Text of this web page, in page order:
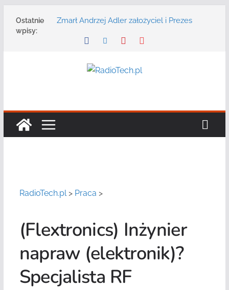
Ostatnie
wpisy:
Zmarł Andrzej Adler założyciel i Prezes
Radmor – największy polski producent
DGT wraz z partnerami zaprasza na
konferencję: „Bezpieczeństwo,
bezpieczeństwa publicznego usługę
RadioTech.pl> Praca >
(Flextronics) Inżynier
napraw (elektronik)?
Specjalista RF